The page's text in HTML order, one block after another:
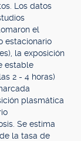
Los datos
el
estacionario
la exposición
estable
2 - 4 horas)
plasmática
Se estima
la tasa de